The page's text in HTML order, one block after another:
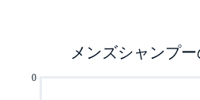
メンズシャンプー
0-